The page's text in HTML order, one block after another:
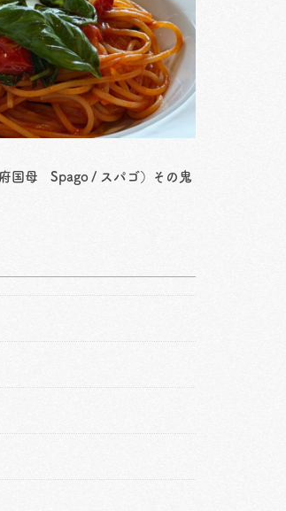
国母 Spago / スパゴ）その鬼